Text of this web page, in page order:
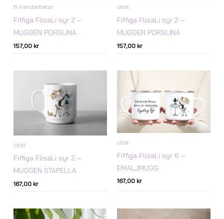
ff-handarbetar
Fiffiga FlisaLi syr 2 –
MUGGEN PORSLINA
157,00 kr
citat
Fiffiga FlisaLi syr 2 –
MUGGEN PORSLINA
157,00 kr
citat
Fiffiga FlisaLi syr 2 –
MUGGEN STAPELLA
167,00 kr
citat
Fiffiga FlisaLi syr 6 –
EMALJMUGG
167,00 kr